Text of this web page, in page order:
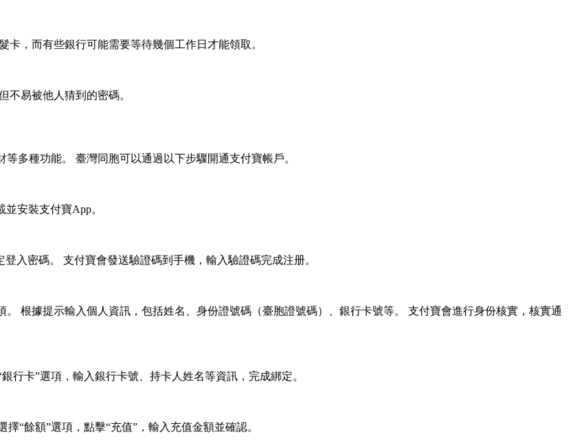
，而有些銀行可能需要等待幾個工作日才能領取。
不易被他人猜到的密碼。
多種功能。 臺灣同胞可以通過以下步驟開通支付寶帳戶。
安裝支付寶App。
入密碼。 支付寶會發送驗證碼到手機，輸入驗證碼完成注册。
根據提示輸入個人資訊，包括姓名、身份證號碼（臺胞證號碼）、銀行卡號等。 支付寶會進行身份核實，核實通
行卡”選項，輸入銀行卡號、持卡人姓名等資訊，完成綁定。
“餘額”選項，點擊“充值”，輸入充值金額並確認。